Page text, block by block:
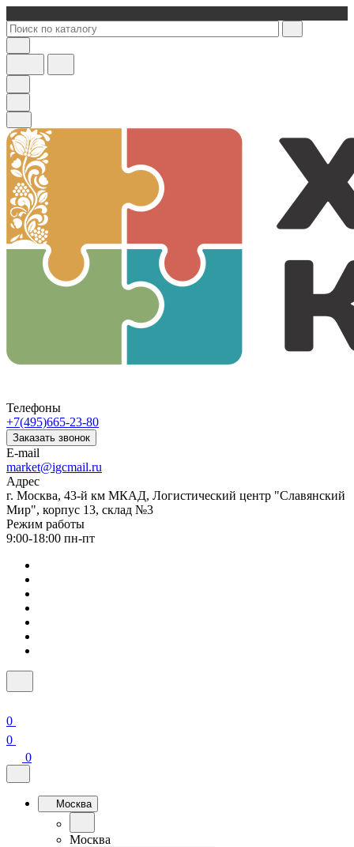
Телефоны
+7(495)665-23-80
Заказать звонок
E-mail
market@igcmail.ru
Адрес
г. Москва, 43-й км МКАД, Логистический центр "Славянский
Мир", корпус 13, склад №3
Режим работы
9:00-18:00 пн-пт
0
0
0
Москва
Москва